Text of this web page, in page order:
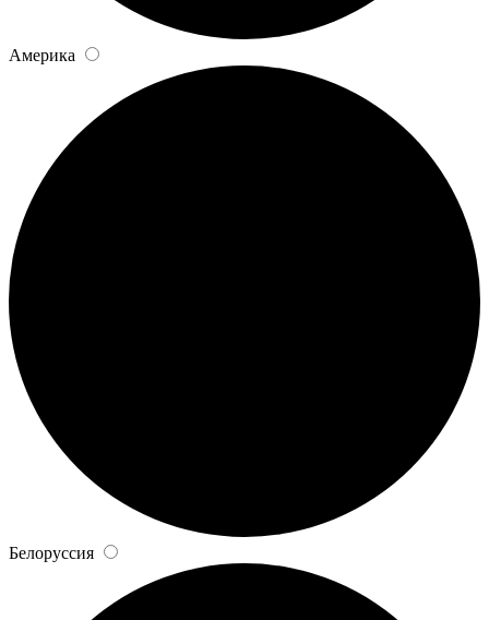
Америка
Белоруссия